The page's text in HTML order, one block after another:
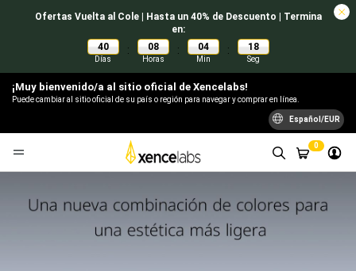
Ofertas Vuelta al Cole | Hasta un 40% de Descuento | Termina
en:
40
Días
: 08
Horas
: 04
Min
: 18
Seg
¡Muy bienvenido/a al sitio oficial de Xencelabs!
Puede cambiar al sitio oficial de su país o región para navegar y comprar en línea.
Español/EUR
0